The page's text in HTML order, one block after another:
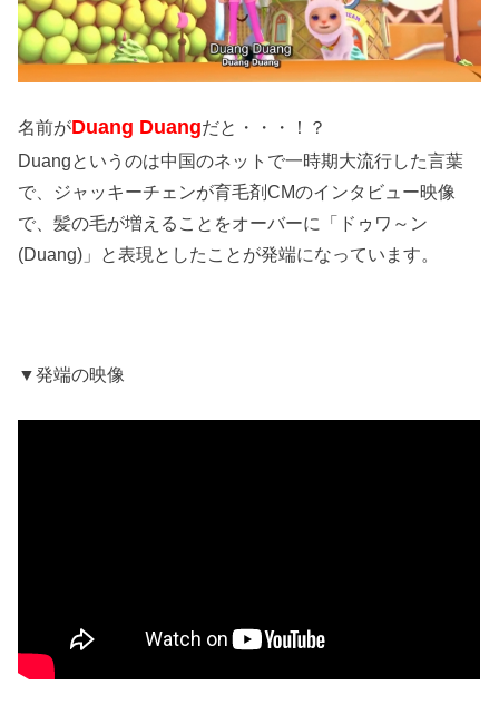
名前がDuang Duangだと・・・！？
Duangというのは中国のネットで一時期大流行した言葉
で、ジャッキーチェンが育毛剤CMのインタビュー映像
で、髪の毛が増えることをオーバーに「ドゥワ～ン
(Duang)」と表現としたことが発端になっています。
▼発端の映像